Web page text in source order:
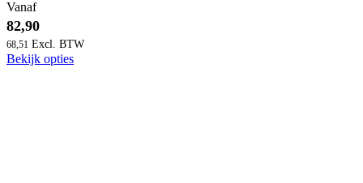
Vanaf
82,90
68,51
Bekijk opties